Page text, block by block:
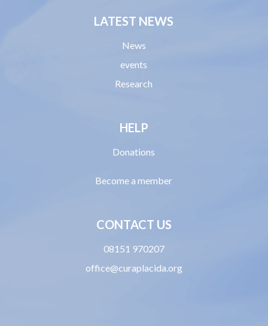
LATEST NEWS
News
events
Research
HELP
Donations
Become a member
CONTACT US
08151 970207
office@curaplacida.org